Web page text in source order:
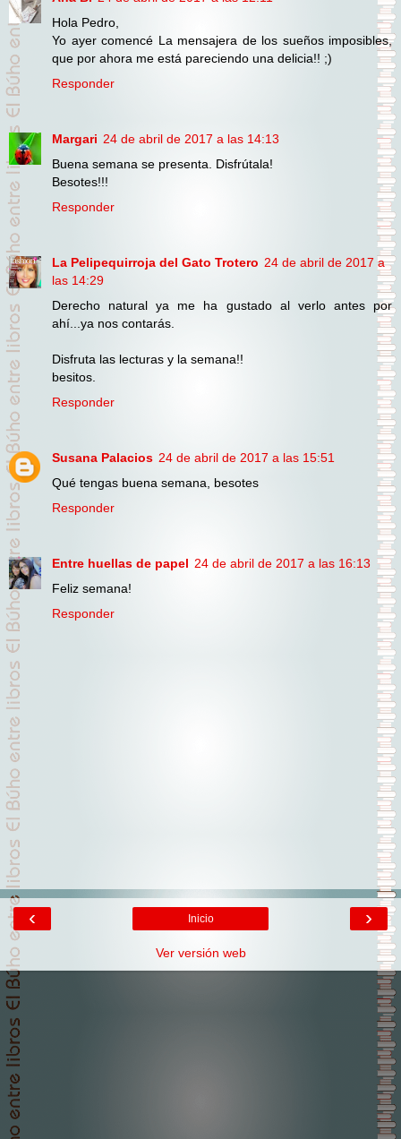
Hola Pedro,
Yo ayer comencé La mensajera de los sueños imposibles,
que por ahora me está pareciendo una delicia!! ;)
Responder
Margari 24 de abril de 2017 a las 14:13
Buena semana se presenta. Disfrútala!
Besotes!!!
Responder
La Pelipequirroja del Gato Trotero 24 de abril de 2017 a
las 14:29
Derecho natural ya me ha gustado al verlo antes por
ahí...ya nos contarás.
Disfruta las lecturas y la semana!!
besitos.
Responder
Susana Palacios 24 de abril de 2017 a las 15:51
Qué tengas buena semana, besotes
Responder
Entre huellas de papel 24 de abril de 2017 a las 16:13
Feliz semana!
Responder
‹ ›
Inicio
Ver versión web